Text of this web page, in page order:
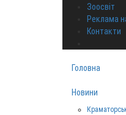
Зоосвіт
Реклама
Контакти
Головна
Новини